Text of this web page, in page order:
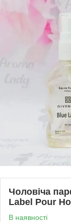
Чоловіча
Label Pour
В наявності